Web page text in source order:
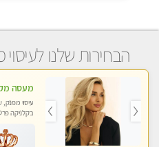
הבחירות שלנו
עיסוי מפנק,
בקלניקה